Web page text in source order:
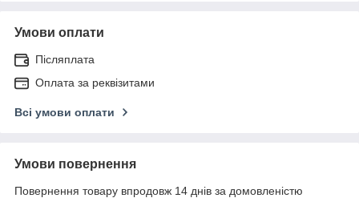
Умови оплати
Післяплата
Оплата за реквізитами
Всі умови оплати
Умови повернення
Повернення товару впродовж 14 днів за домовленістю